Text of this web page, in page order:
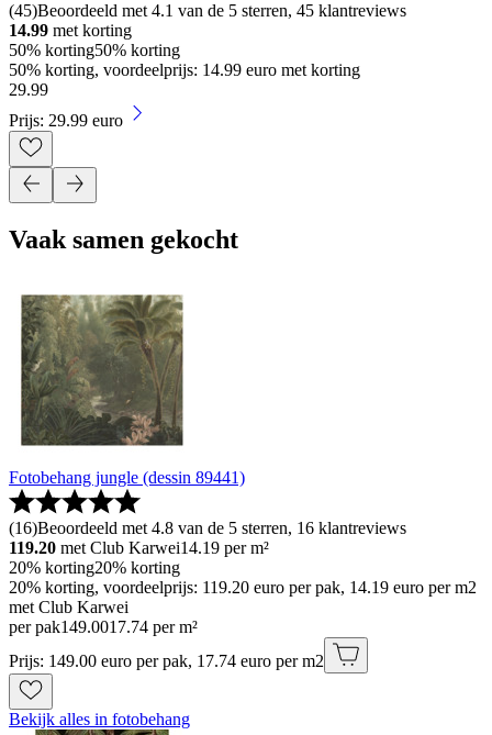
(45)Beoordeeld met 4.1 van de 5 sterren, 45 klantreviews
14.99 met korting
50% korting50% korting
50% korting, voordeelprijs: 14.99 euro met korting
29.99
Prijs: 29.99 euro
Vaak samen gekocht
Fotobehang jungle (dessin 89441)
(16)Beoordeeld met 4.8 van de 5 sterren, 16 klantreviews
119.20 met Club Karwei14.19 per m²
20% korting20% korting
20% korting, voordeelprijs: 119.20 euro per pak, 14.19 euro per m2
met Club Karwei
per pak149.0017.74 per m²
Prijs: 149.00 euro per pak, 17.74 euro per m2
Bekijk alles in fotobehang